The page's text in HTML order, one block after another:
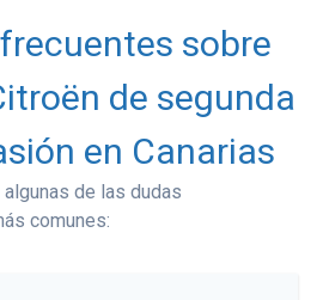
sobre
de segunda
en Canarias
de las dudas
comunes: